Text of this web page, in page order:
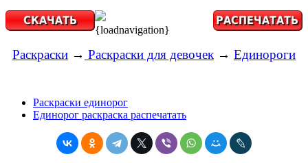
{loadnavigation}
Раскраски → Раскраски для девочек→ Единороги
Раскраски единорог
Единорог раскраска распечатать